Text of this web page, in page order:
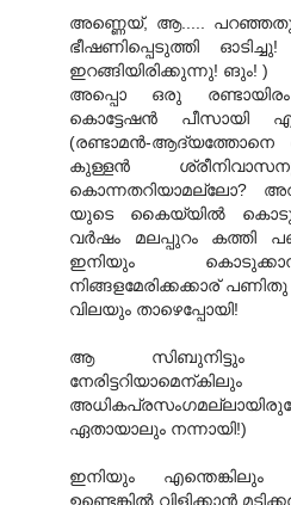
അണ്ണെയ്, ആ..... പറഞ്ഞതു
ഭീഷണിപ്പെടുത്തി
ഇറങ്ങിയിരിക്കുന്നു! ങും! )
അപ്പൊ ഒരു
കൊട്ടേഷന്‍ പീസായി
(രണ്ടാമന്‍-
കുള്ളന്‍
കൊന്നതറിയാമല്ലോ?
യുടെ കൈയ്യില്‍ കൊടുത്തു
വര്‍ഷം മലപ്പുറം കത്തി
ഇനിയും
നിങ്ങളമേരിക്കക്കാര്
വിലയും താഴെപ്പോയി!
ആ സിബുനിട്ടും
ഏതായാലും നന്നായി!)
ഇനിയും
ഉണ്ടെങ്കില്‍ വിളിക്കാന്‍